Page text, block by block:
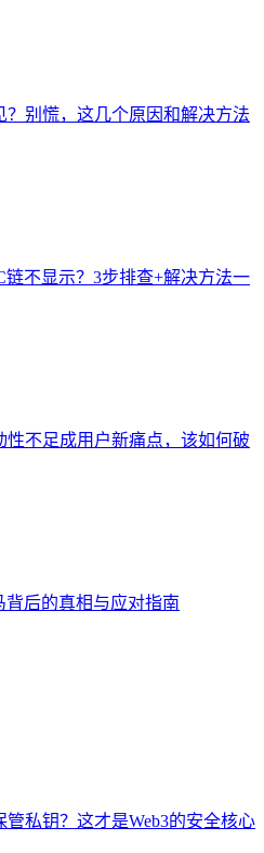
？别慌，这几个原因和解决方法
链不显示？3步排查+解决方法一
性不足成用户新痛点，该如何破
后的真相与应对指南
私钥？这才是Web3的安全核心